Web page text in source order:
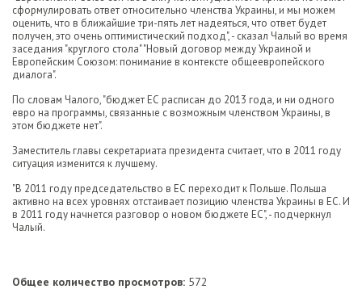
сформулировать ответ относительно членства Украины, и мы можем
оценить, что в ближайшие три-пять лет надеяться, что ответ будет
получен, это очень оптимистический подход", - сказал Чалый во время
заседания "круглого стола" "Новый договор между Украиной и
Европейским Союзом: понимание в контексте общеевропейского
диалога".
По словам Чалого, "бюджет ЕС расписан до 2013 года, и ни одного
евро на программы, связанные с возможным членством Украины, в
этом бюджете нет".
Заместитель главы секретариата президента считает, что в 2011 году
ситуация изменится к лучшему.
"В 2011 году председательство в ЕС переходит к Польше. Польша
активно на всех уровнях отстаивает позицию членства Украины в ЕС. И
в 2011 году начнется разговор о новом бюджете ЕС", - подчеркнул
Чалый.
Общее количество просмотров: 572